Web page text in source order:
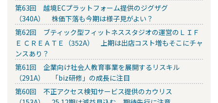
第63回 越境ECプラットフォーム提供のジグザグ
（340A） 株価下落も今期は様子見がよい？
第62回 ブティック型フィットネススタジオの運営のＬＩＦ
Ｅ ＣＲＥＡＴＥ（352A） 上期は出店コスト増もそこにチャ
ンスあり？
第61回 企業向け社会人教育事業を展開するリスキル
（291A） 「biz研修」の成長に注目
第60回 不正アクセス検知サービス提供のカウリス